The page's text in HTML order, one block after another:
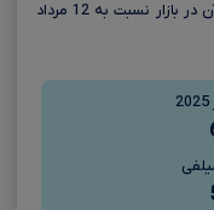
نسبت به 12 مرداد